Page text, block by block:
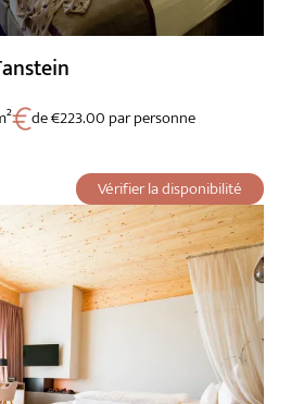
Vérifier la disponibilité
de €223.00 par personne